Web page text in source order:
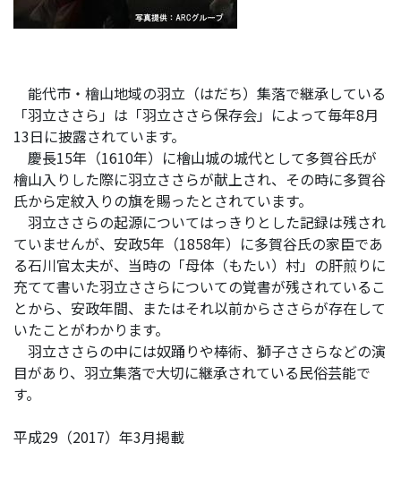
能代市・檜山地域の羽立（はだち）集落で継承している
「羽立ささら」は「羽立ささら保存会」によって毎年8月
13日に披露されています。
慶長15年（1610年）に檜山城の城代として多賀谷氏が
檜山入りした際に羽立ささらが献上され、その時に多賀谷
氏から定紋入りの旗を賜ったとされています。
羽立ささらの起源についてはっきりとした記録は残され
ていませんが、安政5年（1858年）に多賀谷氏の家臣であ
る石川官太夫が、当時の「母体（もたい）村」の肝煎りに
充てて書いた羽立ささらについての覚書が残されているこ
とから、安政年間、またはそれ以前からささらが存在して
いたことがわかります。
羽立ささらの中には奴踊りや棒術、獅子ささらなどの演
目があり、羽立集落で大切に継承されている民俗芸能で
す。
平成29（2017）年3月掲載